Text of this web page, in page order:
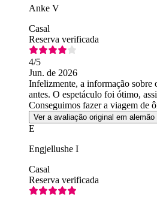
Anke V
Casal
Reserva verificada
4/5
Jun. de 2026
Infelizmente, a informação
antes. O espetáculo foi ótimo,
Conseguimos fazer a viagem de
Ver a avaliação original em alemão
E
Engjellushe I
Casal
Reserva verificada